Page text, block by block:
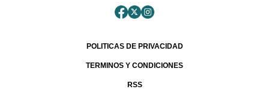
POLITICAS DE PRIVACIDAD
TERMINOS Y CONDICIONES
RSS